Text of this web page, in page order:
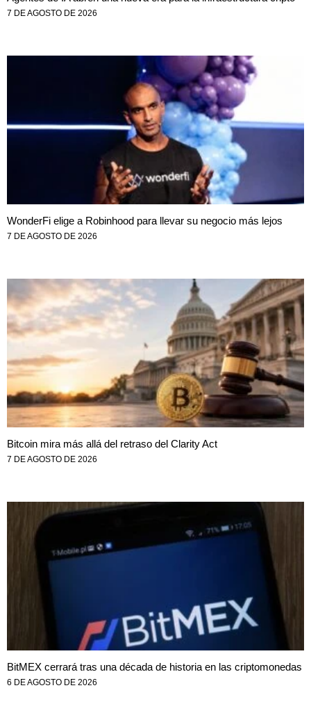
7 DE AGOSTO DE 2026
WonderFi elige a Robinhood para llevar su negocio más lejos
7 DE AGOSTO DE 2026
Bitcoin mira más allá del retraso del Clarity Act
7 DE AGOSTO DE 2026
BitMEX cerrará tras una década de historia en las criptomonedas
6 DE AGOSTO DE 2026